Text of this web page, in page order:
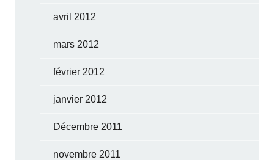
avril 2012
mars 2012
février 2012
janvier 2012
Décembre 2011
novembre 2011